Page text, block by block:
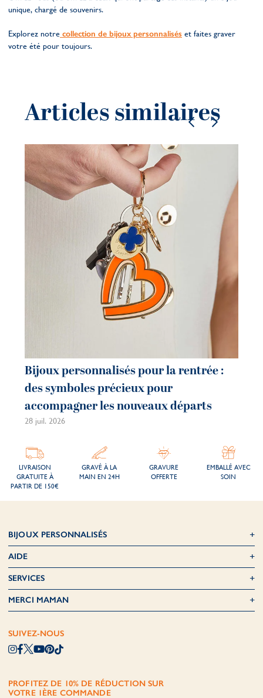
unique, chargé de souvenirs.
Explorez notre collection de bijoux personnalisés et faites graver
votre été pour toujours.
Articles similaires
Bijoux personnalisés pour la rentrée :
des symboles précieux pour
accompagner les nouveaux départs
28 juil. 2026
LIVRAISON
GRATUITE À
PARTIR DE 150€
GRAVÉ À LA
MAIN EN 24H
GRAVURE
OFFERTE
EMBALLÉ AVEC
SOIN
BIJOUX PERSONNALISÉS
AIDE
SERVICES
MERCI MAMAN
SUIVEZ-NOUS
PROFITEZ DE 10% DE RÉDUCTION SUR
VOTRE 1ÈRE COMMANDE